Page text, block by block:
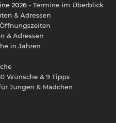
2026 - Termine im Überblick
& Adressen
& Adressen
in Jahren
Wünsche & 9 Tipps
Jungen & Mädchen